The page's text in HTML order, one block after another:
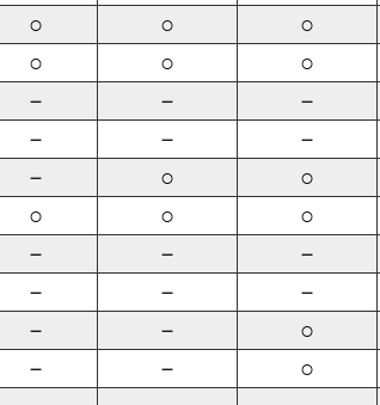
○ ○ ○
○ ○ ○
－ － －
－ － －
－ ○ ○
○ ○ ○
－ － －
－ － －
－ － ○
－ － ○